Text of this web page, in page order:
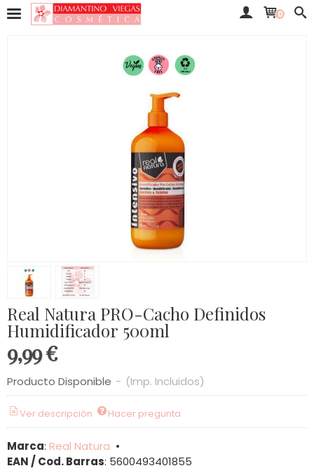
0
Real Natura PRO-Cacho Definidos
Humidificador 500ml
9,99 €
Producto Disponible - (Imp. Incluidos)
Ver descripción Hacer pregunta
Marca: Real Natura •
EAN / Cod. Barras: 5600493401855